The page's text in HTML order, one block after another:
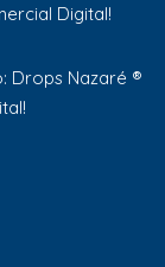
Digital!
Drops Nazaré ®